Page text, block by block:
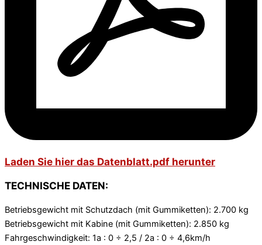
Laden Sie hier das Datenblatt.pdf herunter
TECHNISCHE DATEN:
Betriebsgewicht mit Schutzdach (mit Gummiketten): 2.700 kg
Betriebsgewicht mit Kabine (mit Gummiketten): 2.850 kg
Fahrgeschwindigkeit: 1a : 0 ÷ 2,5 / 2a : 0 ÷ 4,6km/h